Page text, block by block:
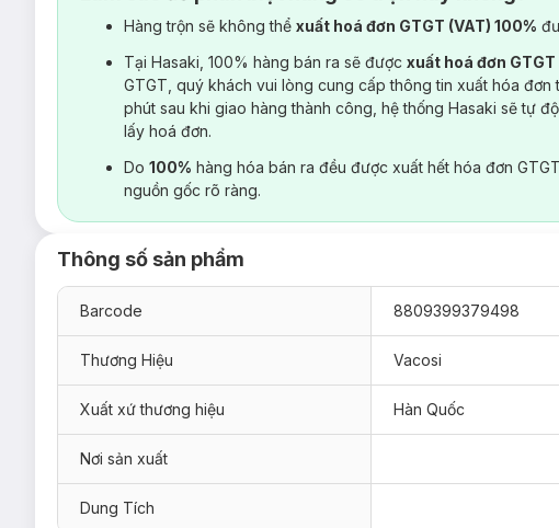
Hàng trộn sẽ không thể xuất hoá đơn GTGT (VAT) 100%
Tại Hasaki, 100% hàng bán ra sẽ được xuất hoá đơn GTGT
GTGT, quý khách vui lòng cung cấp thông tin xuất hóa
phút sau khi giao hàng thành công, hệ thống Hasaki sẽ tự
lấy hoá đơn.
Do 100% hàng hóa bán ra đều được xuất hết hóa đơn
nguồn gốc rõ ràng.
Thông số sản phẩm
Barcode 8809399379498
Thương Hiệu Vacosi
Xuất xứ thương hiệu Hàn Quốc
Nơi sản xuất
Dung Tích